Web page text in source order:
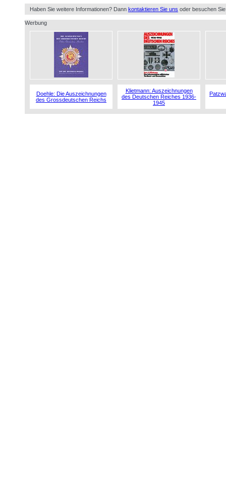
Haben Sie weitere Informationen? Dann kontaktieren Sie uns oder besuchen
Werbung
Doehle: Die Auszeichnungen
des Grossdeutschen Reichs
Klietmann: Auszeichnungen
des Deutschen Reiches 1936-
1945